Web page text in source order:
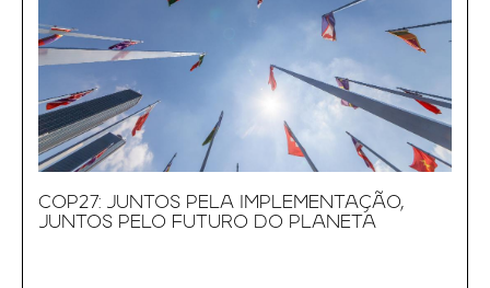
COP27: JUNTOS PELA IMPLEMENTAÇÃO,
JUNTOS PELO FUTURO DO PLANETA